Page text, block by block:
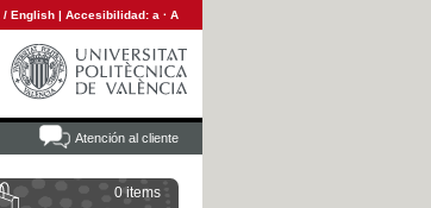
/ English | Accesibilidad: a · A
Atención al cliente
0 items